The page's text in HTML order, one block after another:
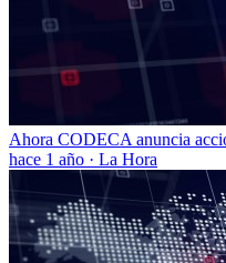
Ahora CODECA anuncia
hace 1 año · La Hora